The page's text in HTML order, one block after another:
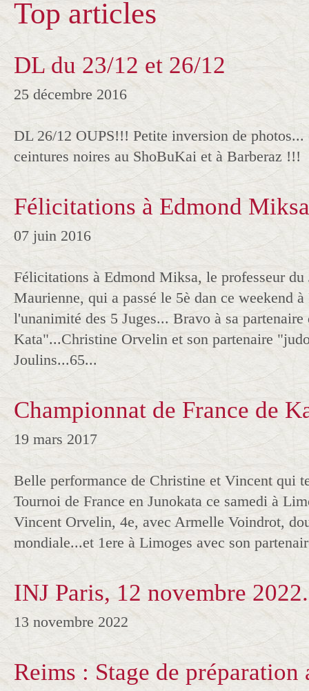
Top articles
DL du 23/12 et 26/12
25 décembre 2016
DL 26/12 OUPS!!! Petite inversion de photos...
ceintures noires au ShoBuKai et à Barberaz !!!
Félicitations à Edmond
07 juin 2016
Félicitations à Edmond Miksa, le professeur du
Maurienne, qui a passé le 5è dan ce weekend
l'unanimité des 5 Juges... Bravo à sa partenaire
Kata"...Christine Orvelin et son partenaire
Joulins...65...
Championnat de France de
19 mars 2017
Belle performance de Christine et Vincent qui
Tournoi de France en Junokata ce samedi à
Vincent Orvelin, 4e, avec Armelle Voindrot,
mondiale...et 1ere à Limoges avec son
INJ Paris, 12 novembre
13 novembre 2022
Reims : Stage de préparation